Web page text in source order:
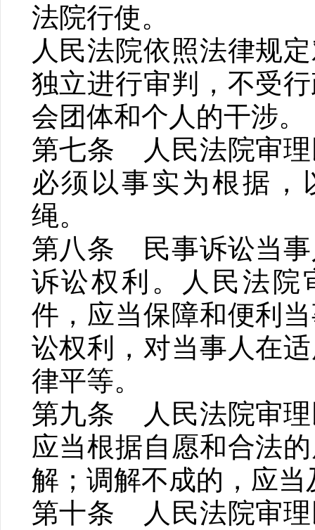
法院行使。
人民法院依照法律规
独立进行审判，不受
会团体和个人的干涉。
第七条 人民法院审理
必须以事实为根据，
绳。
第八条 民事诉讼当事
诉讼权利。人民法院
件，应当保障和便利
讼权利，对当事人在
律平等。
第九条 人民法院审理
应当根据自愿和合法
解；调解不成的，应当
第十条 人民法院审理